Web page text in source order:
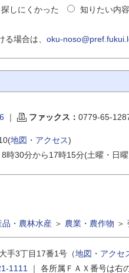
探しにくかった 知りたい内
場合は、 oku-
｜ ファックス： 0779-65-
地図・アクセス)
時30分から17時15分(土曜・日
品・農林水産 ＞ 農業・農作物 ＞
手3丁目17番1号（地図・アクセ
1111 ｜ 各所属ＦＡＸ番号は右